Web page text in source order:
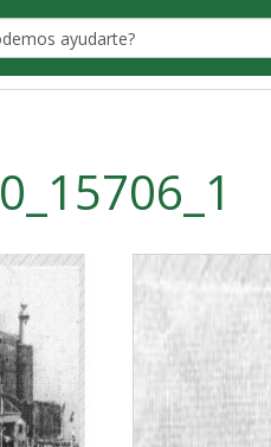
0_15706_1